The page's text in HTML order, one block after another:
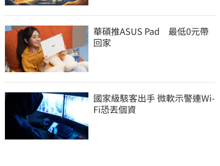
華碩推ASUS Pad　最低0元帶
回家
國家級駭客出手 微軟示警連Wi-
Fi恐丟個資